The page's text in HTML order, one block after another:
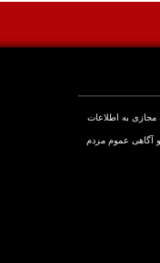
مجازی به اطلاعات
آگاهی عموم مردم